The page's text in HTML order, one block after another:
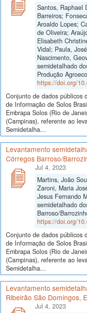
Santos, Raphael
Barreiros;
Aroaldo Lopes;
de Oliveira;
Elisabeth
Vidal; Paula,
Nascimento,
semidetalhado
Produção
https://doi.org/
Conjunto de dados públicos
de Informação de Solos
Embrapa Solos (Rio de
(Campinas), referente ao
Semidetalha...
Levantamento
Córregos Barroso/
Jul 4, 2023
Martins, João
Zaroni, Maria
Jesus Fernando
semidetalhado
Barroso/
https://doi.org/
Conjunto de dados públicos
de Informação de Solos
Embrapa Solos (Rio de
(Campinas), referente ao
Semidetalha...
Levantamento
Ribeirão São Domingos,
Jul 4, 2023